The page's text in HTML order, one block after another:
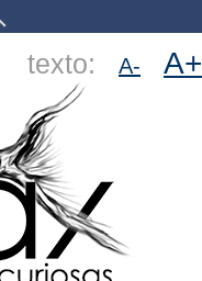
texto: A- A+